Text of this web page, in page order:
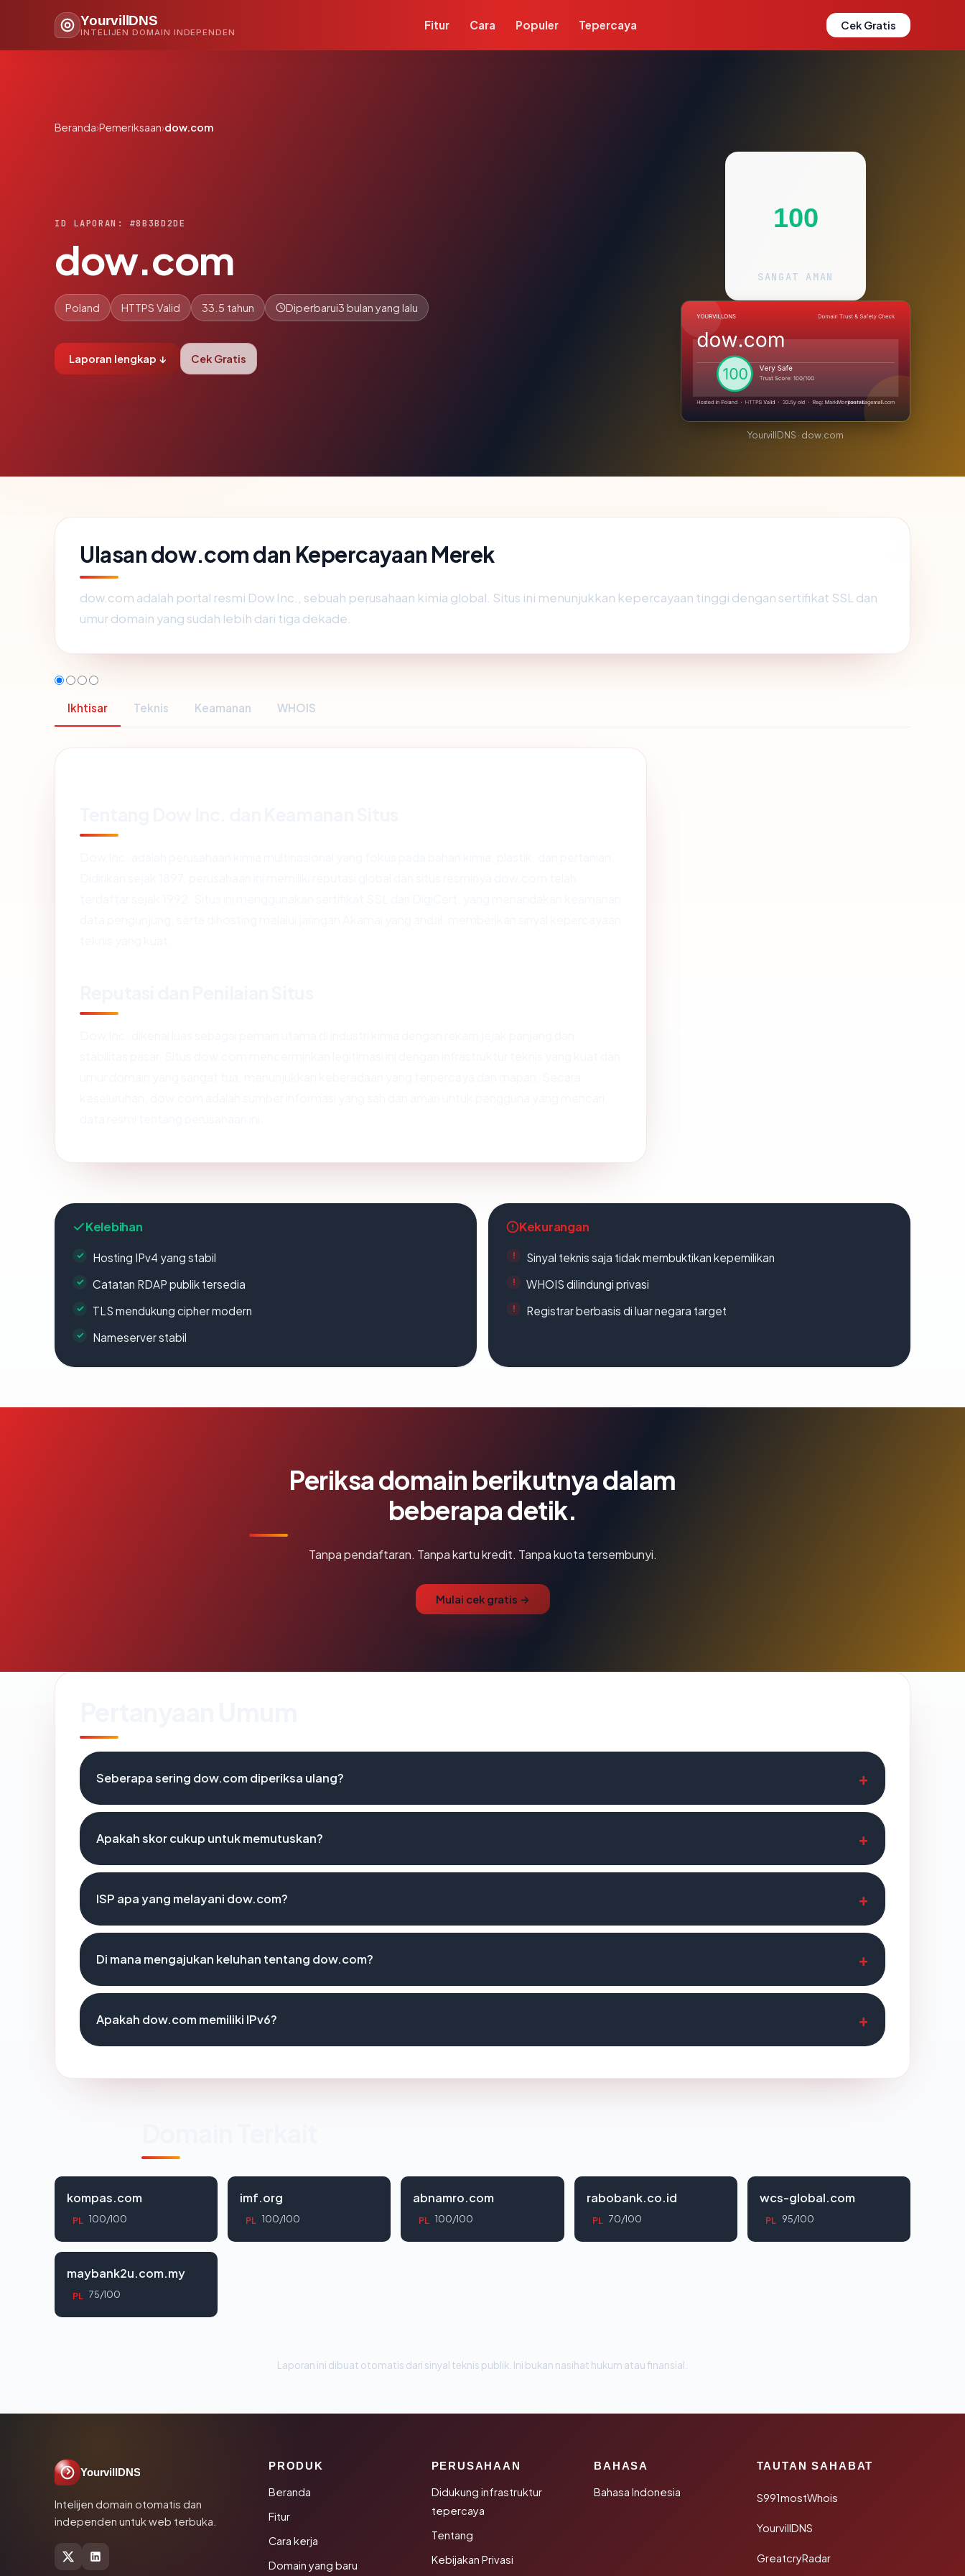
YourvillDNS
INTELIJEN DOMAIN INDEPENDEN
Fitur Cara Populer Tepercaya Cek Gratis
Beranda›Pemeriksaan›dow.com
ID LAPORAN: #8B3BD2DE
dow.com
Poland HTTPS Valid 33.5 tahun Diperbarui3 bulan yang lalu
Laporan lengkap ↓ Cek Gratis
100
SANGAT AMAN
YourvillDNS · dow.com
Ulasan dow.com dan Kepercayaan Merek
dow.com adalah portal resmi Dow Inc., sebuah perusahaan kimia global. Situs ini menunjukkan kepercayaan tinggi dengan sertifikat SSL dan
umur domain yang sudah lebih dari tiga dekade.
Ikhtisar Teknis Keamanan WHOIS
Kelebihan
Hosting IPv4 yang stabil
Catatan RDAP publik tersedia
TLS mendukung cipher modern
Nameserver stabil
Kekurangan
Sinyal teknis saja tidak membuktikan kepemilikan
WHOIS dilindungi privasi
Registrar berbasis di luar negara target
Periksa domain berikutnya dalam
beberapa detik.
Tanpa pendaftaran. Tanpa kartu kredit. Tanpa kuota tersembunyi.
Mulai cek gratis →
Seberapa sering dow.com diperiksa ulang?
Apakah skor cukup untuk memutuskan?
ISP apa yang melayani dow.com?
Di mana mengajukan keluhan tentang dow.com?
Apakah dow.com memiliki IPv6?
kompas.com
PL 100/100
imf.org
PL 100/100
abnamro.com
PL 100/100
rabobank.co.id
PL 70/100
wcs-global.com
PL 95/100
maybank2u.com.my
PL 75/100
Laporan ini dibuat otomatis dari sinyal teknis publik. Ini bukan nasihat hukum atau finansial.
YourvillDNS
Intelijen domain otomatis dan
independen untuk web terbuka.
PRODUK
Beranda
Fitur
Cara kerja
Domain yang baru
PERUSAHAAN
Didukung infrastruktur
tepercaya
Tentang
Kebijakan Privasi
BAHASA
Bahasa Indonesia
TAUTAN SAHABAT
S991mostWhois
YourvillDNS
GreatcryRadar